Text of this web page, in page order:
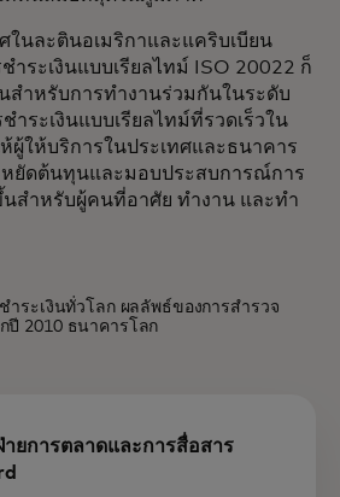
ในละตินอเมริกาและแคริบเบียน
ำระเงินแบบเรียลไทม์ ISO 20022 ก็
สำหรับการทำงานร่วมกันในระดับ
ำระเงินแบบเรียลไทม์ที่รวดเร็วใน
ผู้ให้บริการในประเทศและธนาคาร
ยัดต้นทุนและมอบประสบการณ์การ
นสำหรับผู้คนที่อาศัย ทำงาน และทำ
ำระเงินทั่วโลก ผลลัพธ์ของการสำรวจ
ปี 2010 ธนาคารโลก
ายการตลาดและการสื่อสาร